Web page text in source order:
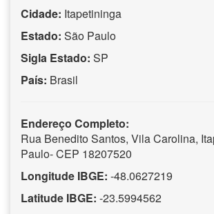
Cidade: Itapetininga
Estado: São Paulo
Sigla Estado: SP
País: Brasil
Endereço Completo:
Rua Benedito Santos, Vila Carolina,
Paulo- CEP 18207520
Longitude IBGE: -48.0627219
Latitude IBGE: -23.5994562